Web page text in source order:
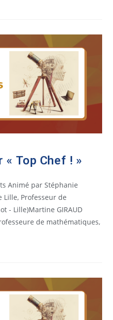
Top Chef ! »
Animé par Stéphanie
Lille, Professeur de
- Lille)Martine GIRAUD
de mathématiques,